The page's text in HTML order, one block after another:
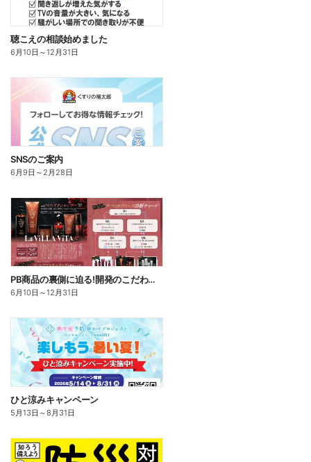
聴こえの相談始めました
6月10日 ～12月31日
SNSのご案内
6月9日 ～ 2月28日
PB商品の裏側に迫る!開発のこだわりこの一品
6月10日 ～12月31日
ひと涼みキャンペーン
5月13日 ～8月31日